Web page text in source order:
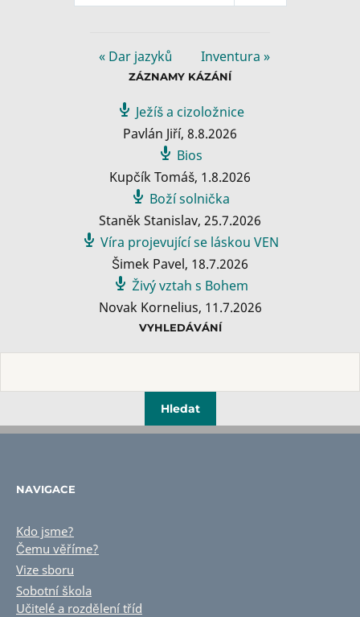
y
e
t
n
g
« Dar jazyků Inventura »
ZÁZNAMY KÁZÁNÍ
Ježíš a cizoložnice
Pavlán Jiří, 8.8.2026
Bios
Kupčík Tomáš, 1.8.2026
Boží solnička
Staněk Stanislav, 25.7.2026
Víra projevující se láskou VEN
Šimek Pavel, 18.7.2026
Živý vztah s Bohem
Novak Kornelius, 11.7.2026
VYHLEDÁVÁNÍ
NAVIGACE
Kdo jsme?
Čemu věříme?
Vize sboru
Sobotní škola
Učitelé a rozdělení tříd